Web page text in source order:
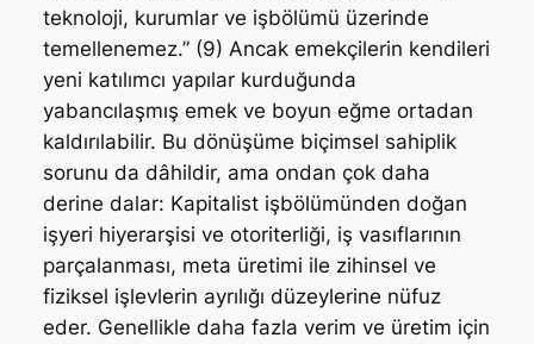
teknoloji, kurumlar ve işbölümü üzerinde
temellenemez.” (9) Ancak emekçilerin kendileri
yeni katılımcı yapılar kurduğunda
yabancılaşmış emek ve boyun eğme ortadan
kaldırılabilir. Bu dönüşüme biçimsel sahiplik
sorunu da dâhildir, ama ondan çok daha
derine dalar: Kapitalist işbölümünden doğan
işyeri hiyerarşisi ve otoriterliği, iş vasıflarının
parçalanması, meta üretimi ile zihinsel ve
fiziksel işlevlerin ayrılığı düzeylerine nüfuz
eder. Genellikle daha fazla verim ve üretim için